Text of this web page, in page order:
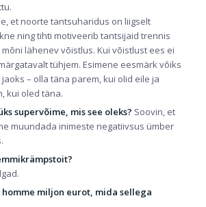
et noorte tantsuharidus on liigselt
ning tihti motiveerib tantsijaid trennis
lähenev võistlus. Kui võistlust ees ei
tühjem. Esimene eesmärk võiks
– olla täna parem, kui olid eile ja
kui oled täna.
supervõime, mis see oleks? Soovin, et
muundada inimeste negatiivsus ümber
homme miljon eurot, mida sellega